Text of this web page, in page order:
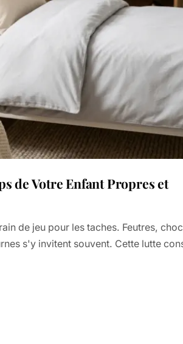
de Votre Enfant Propres et
de jeu pour les taches. Feutres,
s'y invitent souvent. Cette lutte